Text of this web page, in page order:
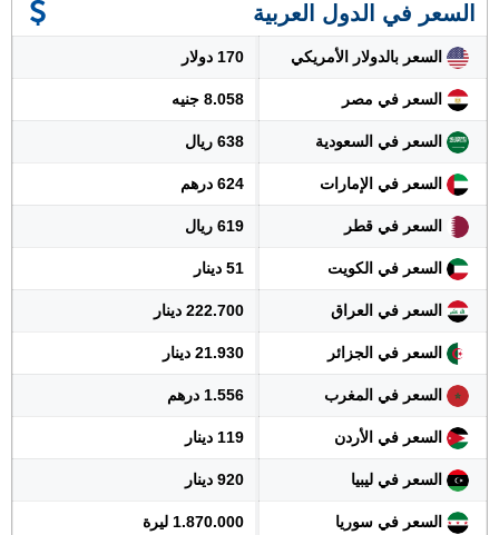
السعر في الدول العربية
السعر بالدولار الأمريكي 170 دولار
السعر في مصر 8.058 جنيه
السعر في السعودية 638 ريال
السعر في الإمارات 624 درهم
السعر في قطر 619 ريال
السعر في الكويت 51 دينار
السعر في العراق 222.700 دينار
السعر في الجزائر 21.930 دينار
السعر في المغرب 1.556 درهم
السعر في الأردن 119 دينار
السعر في ليبيا 920 دينار
السعر في سوريا 1.870.000 ليرة